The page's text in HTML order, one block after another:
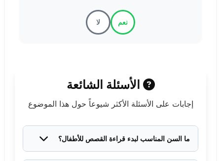
نعم لا
الأسئلة الشائعة
إجابات على الأسئلة الأكثر شيوعاً حول هذا الموضوع
ما السن المناسب لبدء قراءة القصص للأطفال؟